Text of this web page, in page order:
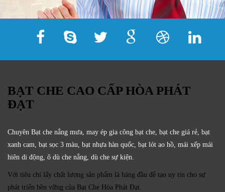
BẠT CHE CAO CẤP HÒA PHÁT
ĐẠT
Chuyên Bạt che nắng mưa, may ép gia công bạt che, bạt che giá rẻ, bạt
xanh cam, bạt sọc 3 màu, bạt nhựa hàn quốc, bạt lót ao hồ, mái xếp mái
hiên di động, ô dù che nắng, dù che sự kiện.
Với tiêu chí lấy chất lượng sản phẩm là hàng đầu để tạo uy tín cho sự
phát triển bền vững của Bạt Che Hòa Phát Đạt.